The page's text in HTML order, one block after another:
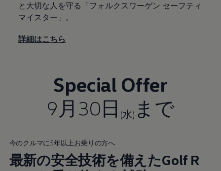
と大切な人を守る「フォルクスワーゲン セーフティ
マイスター」。
詳細はこちら
Special Offer
9月30日 (水) まで
今のクルマに5年以上お乗りの方へ
最新の安全技術を備えたGolf R